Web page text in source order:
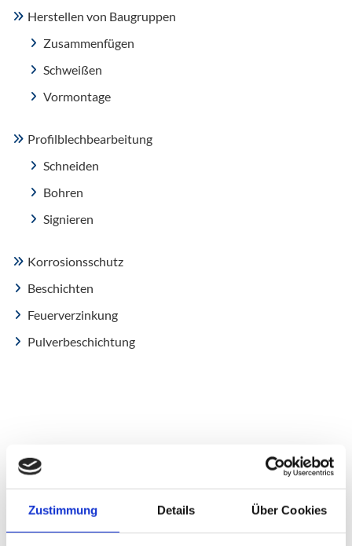
Zustimmung Details Über Cookies
Herstellen von Baugruppen
Zusammenfügen
Schweißen
Vormontage
Profilblechbearbeitung
Schneiden
Bohren
Signieren
Korrosionsschutz
Beschichten
Feuerverzinkung
Pulverbeschichtung